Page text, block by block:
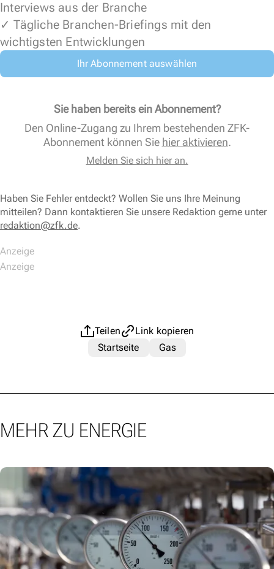
Interviews aus der Branche
✓ Tägliche Branchen-Briefings mit den
wichtigsten Entwicklungen
Ihr Abonnement auswählen
Sie haben bereits ein Abonnement?
Den Online-Zugang zu Ihrem bestehenden ZFK-
Abonnement können Sie hier aktivieren.
Melden Sie sich hier an.
Haben Sie Fehler entdeckt? Wollen Sie uns Ihre Meinung
mitteilen? Dann kontaktieren Sie unsere Redaktion gerne unter
redaktion@zfk.de.
Teilen
Link kopieren
Startseite
Gas
MEHR ZU ENERGIE